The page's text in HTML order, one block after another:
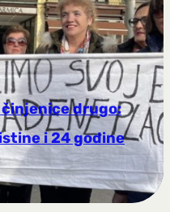
drugo:
i 24 godine